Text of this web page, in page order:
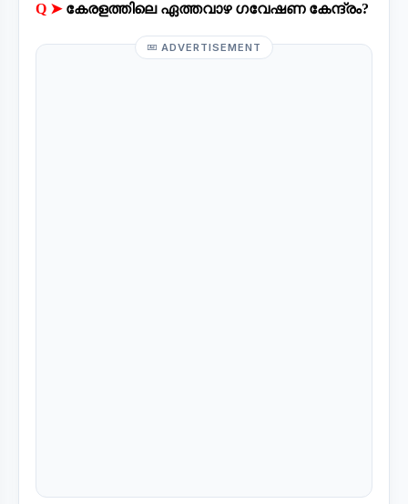
Q ➤ കേരളത്തിലെ ഏത്തവാഴ ഗവേഷണ കേന്ദ്രം?
ADVERTISEMENT